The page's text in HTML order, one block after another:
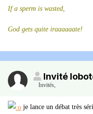
If a sperm is wasted,
God gets quite iraaaaaate!
Invité
Invités,
je lance un débat très